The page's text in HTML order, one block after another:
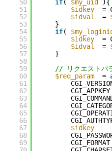
50
51
52
53
54
55
56
57
58
59
60
61
62
63
64
65
66
67
68
69
if( $my_uid
){
$idkey
=
$idval
=
}
if(
$idkey
=
$idval
=
}
// リクエストパ
$req_param
=
$idkey